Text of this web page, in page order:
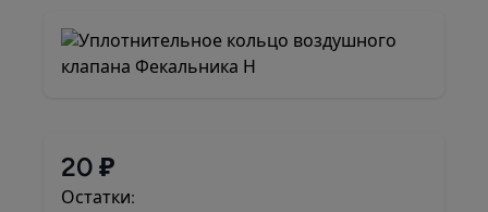
20 ₽
Остатки: